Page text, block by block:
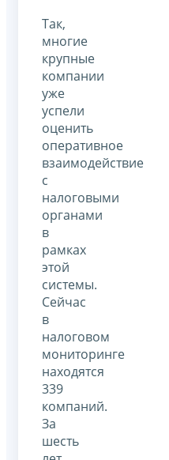
Так,
многие
крупные
компании
уже
успели
оценить
оперативное
взаимодействие
с
налоговыми
органами
в
рамках
этой
системы.
Сейчас
в
налоговом
мониторинге
находятся
339
компаний.
За
шесть